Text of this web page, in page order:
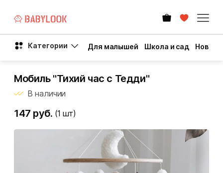
Категории Для малышей Школа и сад Новый
Мобиль "Тихий час с Тедди"
В наличии
147 руб. (1 шт)